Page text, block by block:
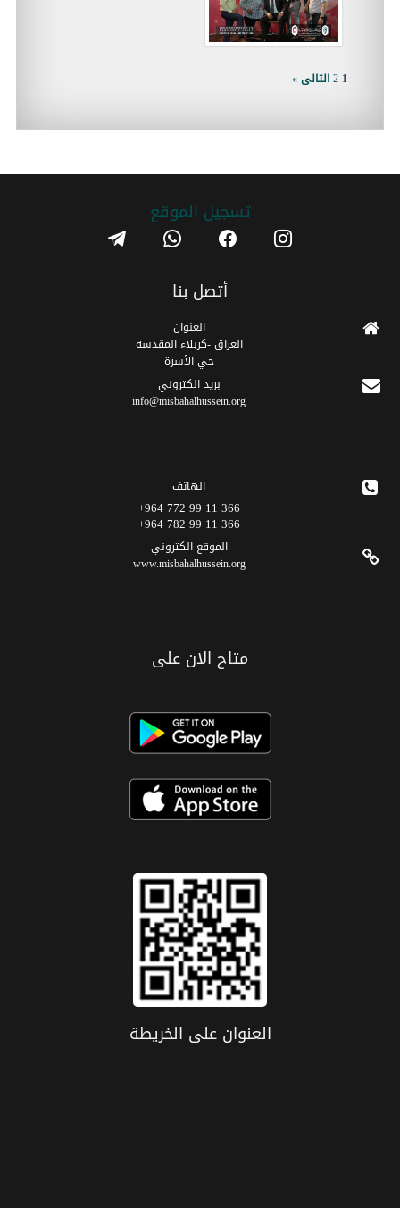
1
2التالى »
تسجیل الموقع instagram
facebook
whatsapp
telegram
أتصل بنا
العنوان
العراق -كربلاء المقدسة
حي الأسرة
برید الکتروني
info@misbahalhussein.org
الهاتف
366 11 99 772 964+
366 11 99 782 964+
الموقع الکتروني
www.misbahalhussein.org
متاح الان على
العنوان علی الخریطة